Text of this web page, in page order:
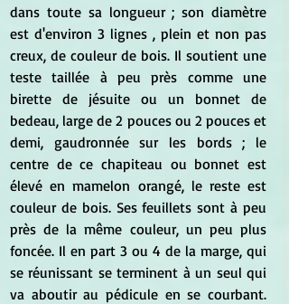
dans toute sa longueur ; son diamètre
est d'environ 3 lignes , plein et non pas
creux, de couleur de bois. Il soutient une
teste taillée à peu près comme une
birette de jésuite ou un bonnet de
bedeau, large de 2 pouces ou 2 pouces et
demi, gaudronnée sur les bords ; le
centre de ce chapiteau ou bonnet est
élevé en mamelon orangé, le reste est
couleur de bois. Ses feuillets sont à peu
près de la même couleur, un peu plus
foncée. Il en part 3 ou 4 de la marge, qui
se réunissant se terminent à un seul qui
va aboutir au pédicule en se courbant.